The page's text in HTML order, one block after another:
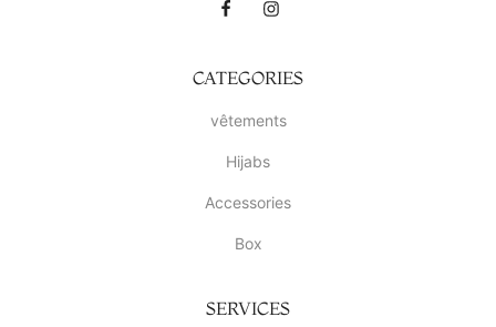
CATEGORIES
vêtements
Hijabs
Accessories
Box
SERVICES